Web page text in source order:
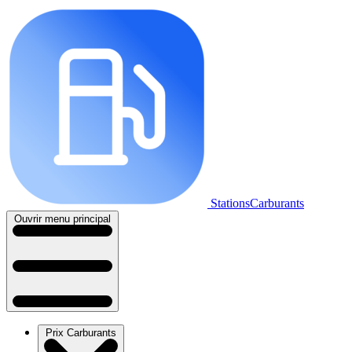
StationsCarburants
Ouvrir menu principal
Prix Carburants